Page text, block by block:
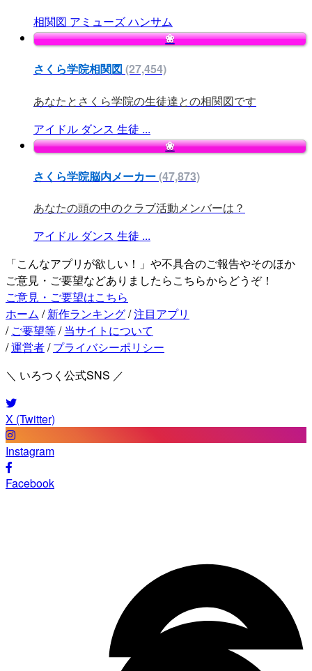
相関図 アミューズハンサム
❀
さくら学院相関図 (27,454)
あなたとさくら学院の生徒達との相関図です
アイドル ダンス 生徒 ...
❀
さくら学院脳内メーカー(47,873)
あなたの頭の中のクラブ活動メンバーは？
アイドル ダンス 生徒 ...
「こんなアプリが欲しい！」や不具合のご報告やそのほか
ご意見・ご要望などありましたらこちらからどうぞ！
ご意見・ご要望はこちら
ホーム / 新作ランキング/注目アプリ
/ ご要望等/ 当サイトについて
/運営者/ プライバシーポリシー
＼ いろつく公式SNS ／
X (Twitter)
Instagram
Facebook